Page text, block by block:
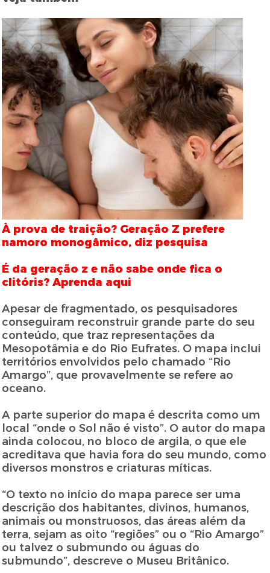
À prova de traição? Geração Z prefere
namoro monogâmico, diz pesquisa
É da geração z e não sabe onde fica o
clitóris? Aprenda aqui
Apesar de fragmentado, os pesquisadores
conseguiram reconstruir grande parte do seu
conteúdo, que traz representações da
Mesopotâmia e do Rio Eufrates. O mapa inclui
territórios envolvidos pelo chamado “Rio
Amargo”, que provavelmente se refere ao
oceano.
A parte superior do mapa é descrita como um
local “onde o Sol não é visto”. O autor do mapa
ainda colocou, no bloco de argila, o que ele
acreditava que havia fora do seu mundo, como
diversos monstros e criaturas míticas.
“O texto no início do mapa parece ser uma
descrição dos habitantes, divinos, humanos,
animais ou monstruosos, das áreas além da
terra, sejam as oito “regiões” ou o “Rio Amargo”
ou talvez o submundo ou águas do
submundo”, descreve o Museu Britânico.